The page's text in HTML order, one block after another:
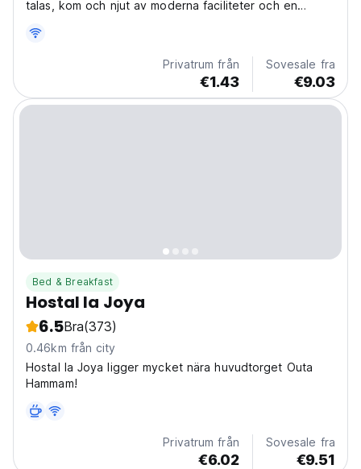
talas, kom och njut av moderna faciliteter och en
Privatrum från
€1.43
Sovesale fra
€9.03
Bed & Breakfast
Hostal la Joya
6.5Bra(373)
0.46km från city
Hostal la Joya ligger mycket nära huvudtorget Outa
Hammam!
Privatrum från
€6.02
Sovesale fra
€9.51